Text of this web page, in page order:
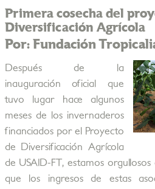
Primera cosecha del
Diversificación Agrícola
Por: Fundación
Después de la
inauguración oficial que
tuvo lugar hace algunos
meses de los invernaderos
financiados por el Proyecto
de Diversificación Agrícola
de USAID-FT, estamos
que los ingresos de estas